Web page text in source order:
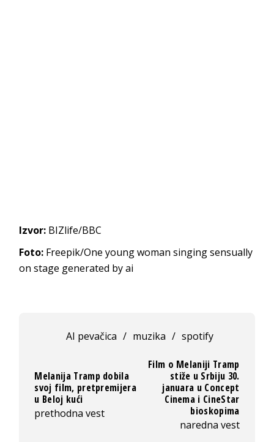
Izvor: BIZlife/BBC
Foto: Freepik/One young woman singing sensually
on stage generated by ai
AI pevačica / muzika / spotify
Melanija Tramp dobila
svoj film, pretpremijera
u Beloj kući
prethodna vest
Film o Melaniji Tramp
stiže u Srbiju 30.
januara u Concept
Cinema i CineStar
bioskopima
naredna vest